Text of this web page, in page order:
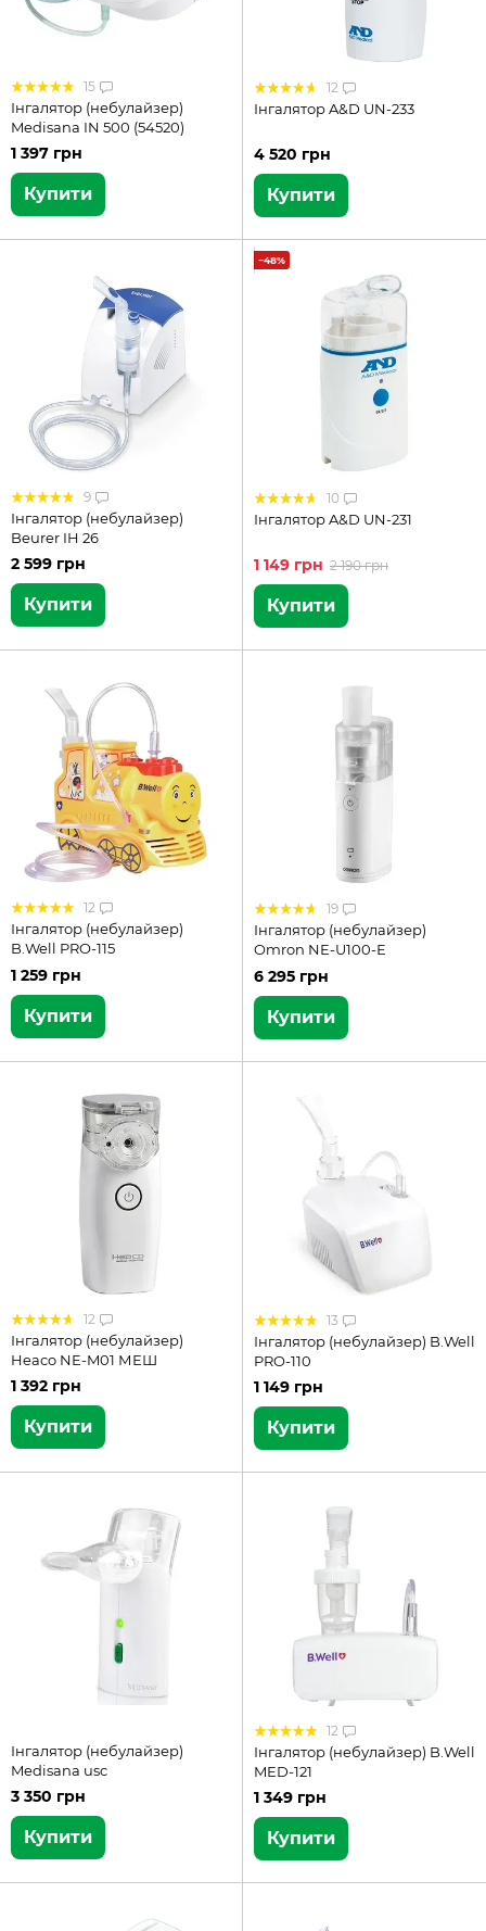
15
Інгалятор (небулайзер)
Medisana IN 500 (54520)
1 397 грн
Купити
12
Інгалятор A&D UN-233
4 520 грн
Купити
9
Інгалятор (небулайзер)
Beurer IH 26
2 599 грн
Купити
−48%
10
Інгалятор A&D UN-231
1 149 грн 2 190 грн
Купити
12
Інгалятор (небулайзер)
B.Well PRO-115
1 259 грн
Купити
19
Інгалятор (небулайзер)
Omron NE-U100-Е
6 295 грн
Купити
12
Інгалятор (небулайзер)
Heaco NE-M01 МЕШ
1 392 грн
Купити
13
Інгалятор (небулайзер) B.Well
PRO-110
1 149 грн
Купити
Інгалятор (небулайзер)
Medisana usc
3 350 грн
Купити
12
Інгалятор (небулайзер) B.Well
MED-121
1 349 грн
Купити